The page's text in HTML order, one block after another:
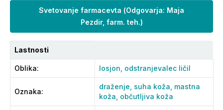
Svetovanje farmacevta (Odgovarja: Maja
Pezdir, farm. teh.)
Lastnosti
Oblika: losjon, odstranjevalec ličil
Oznaka:
draženje, suha koža, mastna
koža, občutljiva koža